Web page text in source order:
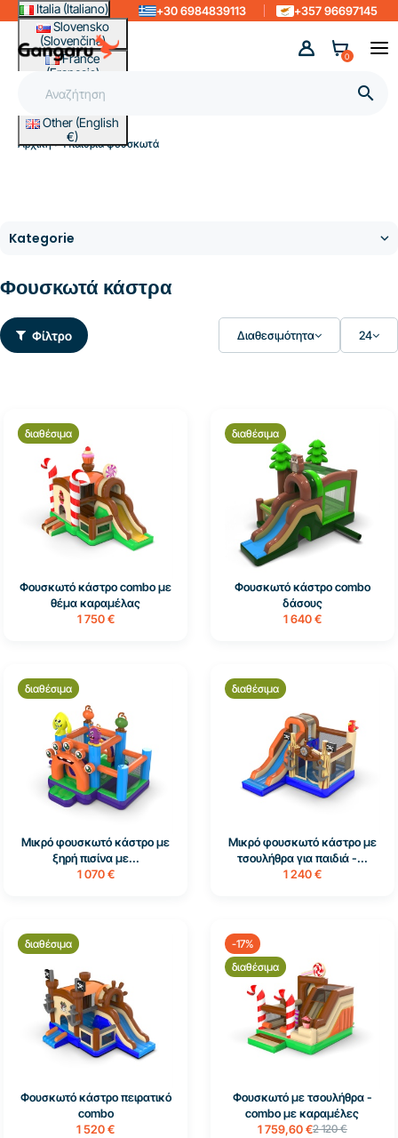
Italia (Italiano)
Slovensko
(Slovenčina)
France
(Français)
Magyarország
(Magyar)
Other (English
€)
+30 6984839113 +357 96697145

0
Αρχική Υπαίθρια φουσκωτά
Φουσκωτά κάστρα
Φίλτρο Διαθεσιμότητα 24
διαθέσιμα
Φουσκωτό κάστρο combo με
θέμα καραμέλας
1 750 €
διαθέσιμα
Φουσκωτό κάστρο combo
δάσους
1 640 €
διαθέσιμα
Μικρό φουσκωτό κάστρο με
ξηρή πισίνα με...
1 070 €
διαθέσιμα
Μικρό φουσκωτό κάστρο με
τσουλήθρα για παιδιά -...
1 240 €
διαθέσιμα
Φουσκωτό κάστρο πειρατικό
combo
1 520 €
-17%
διαθέσιμα
Φουσκωτό με τσουλήθρα -
combo με καραμέλες
1 759,60 €2 120 €